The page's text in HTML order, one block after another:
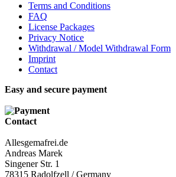
Terms and Conditions
FAQ
License Packages
Privacy Notice
Withdrawal / Model Withdrawal Form
Imprint
Contact
Easy and secure payment
Contact
Allesgemafrei.de
Andreas Marek
Singener Str. 1
78315 Radolfzell / Germany